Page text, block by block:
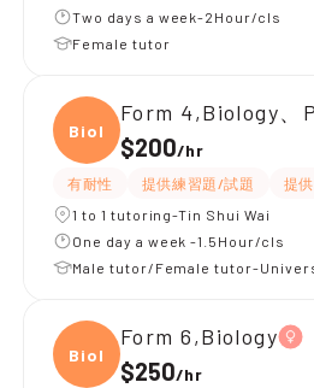
Two days a week-2Hour/cls
Female tutor
Biolo
Form 4,Biology、
$200/hr
有耐性 提供練習題/試題 提
1 to 1 tutoring-Tin Shui Wai
One day a week -1.5Hour/cls
Male tutor/Female tutor-
Biolo
Form 6,Biology
$250/hr